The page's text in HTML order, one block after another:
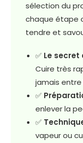
sélection du
chaque étape
tendre et
✅ Le secret
Cuire très
jamais entre
✅
enlever la
✅
vapeur ou